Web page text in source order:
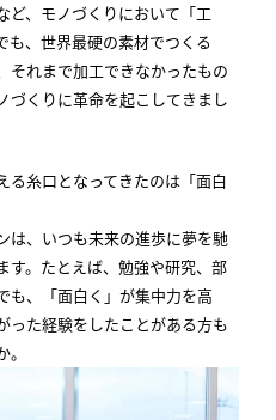
ど、モノづくりにおいて「工
も、世界最硬の素材でつくる
それまで加工できなかったもの
づくりに革命を起こしてきまし
る糸口となってきたのは「面白
は、いつも未来の進歩に夢を馳
す。たとえば、勉強や研究、部
も、「面白く」が集中力を高
った経験をしたことがある方も